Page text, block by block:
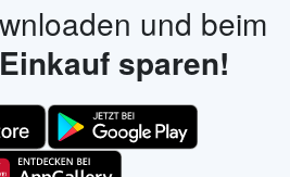
und beim
Einkauf sparen!